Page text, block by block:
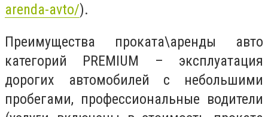
arenda-avto/).
Преимущества проката\аренды авто
категорий PREMIUM – эксплуатация
дорогих автомобилей с небольшими
пробегами, профессиональные водители